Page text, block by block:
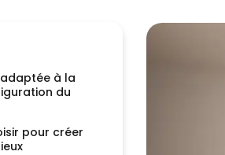
à la
du
pour créer